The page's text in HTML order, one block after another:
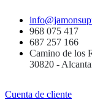
968 075 417
687 257 166
Camino de los
30820 -
Cuenta de cliente